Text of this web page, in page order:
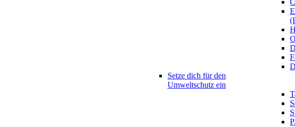
Setze dich für den
Umweltschutz ein